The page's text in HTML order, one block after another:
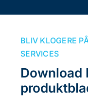
BLIV KLOGERE
SERVICES
Download